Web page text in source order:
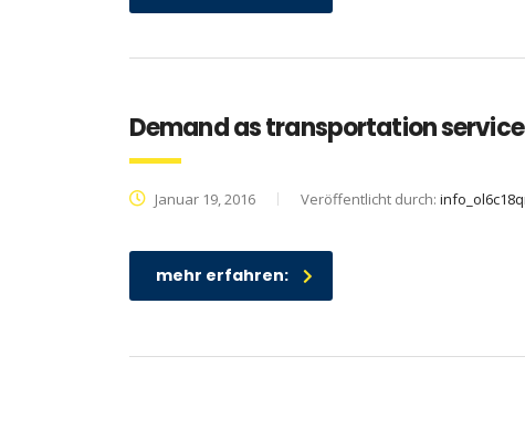
Demand as transportation
Januar 19, 2016 Veröffentlicht durch:
mehr erfahren: